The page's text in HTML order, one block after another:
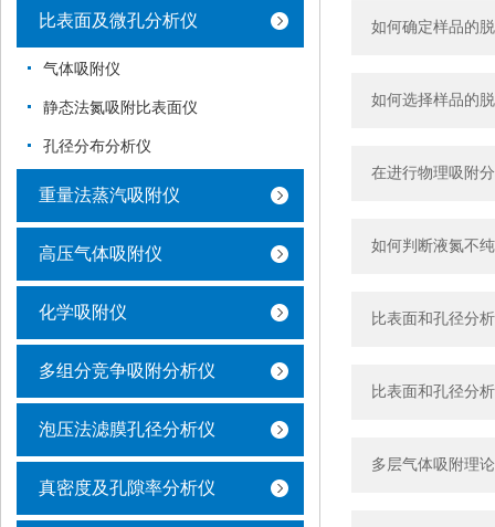
比表面及微孔分析仪
气体吸附仪
静态法氮吸附比表面仪
孔径分布分析仪
重量法蒸汽吸附仪
高压气体吸附仪
化学吸附仪
多组分竞争吸附分析仪
泡压法滤膜孔径分析仪
真密度及孔隙率分析仪
如何确定样品的
如何选择样品的
在进行物理吸附
如何判断液氮不
比表面和孔径分
比表面和孔径分
多层气体吸附理